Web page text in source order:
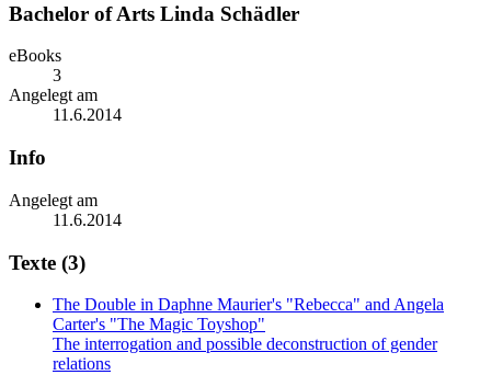
Bachelor of Arts Linda Schädler
eBooks
3
Angelegt am
11.6.2014
Info
Angelegt am
11.6.2014
Texte (3)
The Double in Daphne Maurier's "Rebecca" and Angela
Carter's "The Magic Toyshop"
The interrogation and possible deconstruction of gender
relations